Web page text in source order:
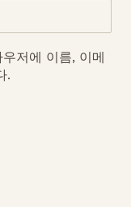
저에 이름, 이메
.